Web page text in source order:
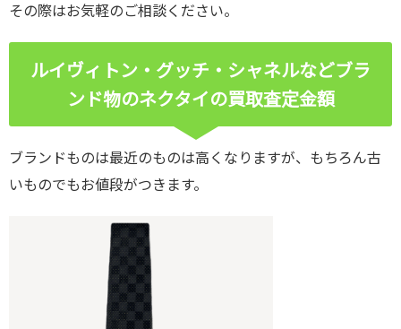
その際はお気軽のご相談ください。
ルイヴィトン・グッチ・シャネルなどブラ
ンド物のネクタイの買取査定金額
ブランドものは最近のものは高くなりますが、もちろん古
いものでもお値段がつきます。